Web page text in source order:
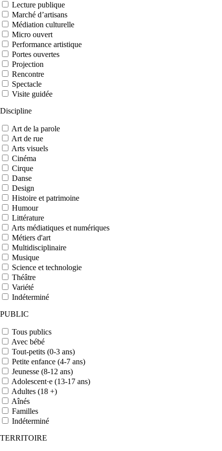
Lecture publique
Marché d’artisans
Médiation culturelle
Micro ouvert
Performance artistique
Portes ouvertes
Projection
Rencontre
Spectacle
Visite guidée
Discipline
Art de la parole
Art de rue
Arts visuels
Cinéma
Cirque
Danse
Design
Histoire et patrimoine
Humour
Littérature
Arts médiatiques et numériques
Métiers d'art
Multidisciplinaire
Musique
Science et technologie
Théâtre
Variété
Indéterminé
PUBLIC
Tous publics
Avec bébé
Tout-petits (0-3 ans)
Petite enfance (4-7 ans)
Jeunesse (8-12 ans)
Adolescent·e (13-17 ans)
Adultes (18 +)
Aînés
Familles
Indéterminé
TERRITOIRE